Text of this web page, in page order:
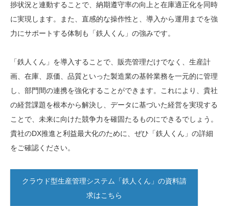
捗状況と連動することで、納期遵守率の向上と在庫適正化を同時
に実現します。また、直感的な操作性と、導入から運用までを強
力にサポートする体制も「鉄人くん」の強みです。
「鉄人くん」を導入することで、販売管理だけでなく、生産計
画、在庫、原価、品質といった製造業の基幹業務を一元的に管理
し、部門間の連携を強化することができます。これにより、貴社
の経営課題を根本から解決し、データに基づいた経営を実現する
ことで、未来に向けた競争力を確固たるものにできるでしょう。
貴社のDX推進と利益最大化のために、ぜひ「鉄人くん」の詳細
をご確認ください。
クラウド型生産管理システム「鉄人くん」の資料請
求はこちら